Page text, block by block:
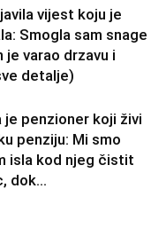
vijest koju je
Smogla sam snage
je varao drzavu i
detalje)
je penzioner koji živi
penziju: Mi smo
isla kod njeg čistit
dok...